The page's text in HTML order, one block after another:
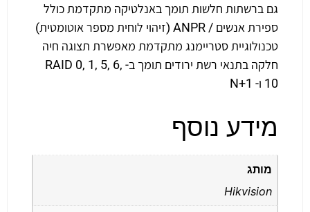
גם ברשתות חלשות תומך באנלטיקה מתקדמת כולל
ספירת אנשים / ANPR (זיהוי לוחית מספר אוטומטית)
טכנולוגיית סטריימנג מתקדמת מאפשרת תצוגה חיה
חלקה בתנאי רשת ירודים תומך ב- RAID 0, 1, 5, 6,
10 ו- N+1
מידע נוסף
מותג
Hikvision